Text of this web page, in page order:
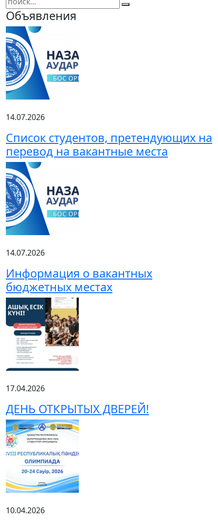
Объявления
14.07.2026
Список студентов, претендующих на
перевод на вакантные места
14.07.2026
Информация о вакантных
бюджетных местах
17.04.2026
ДЕНЬ ОТКРЫТЫХ ДВЕРЕЙ!
10.04.2026